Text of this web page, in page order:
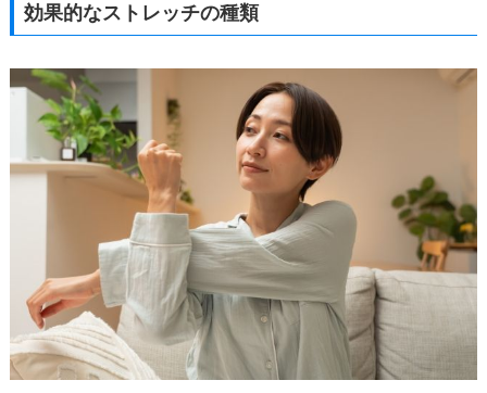
効果的なストレッチの種類